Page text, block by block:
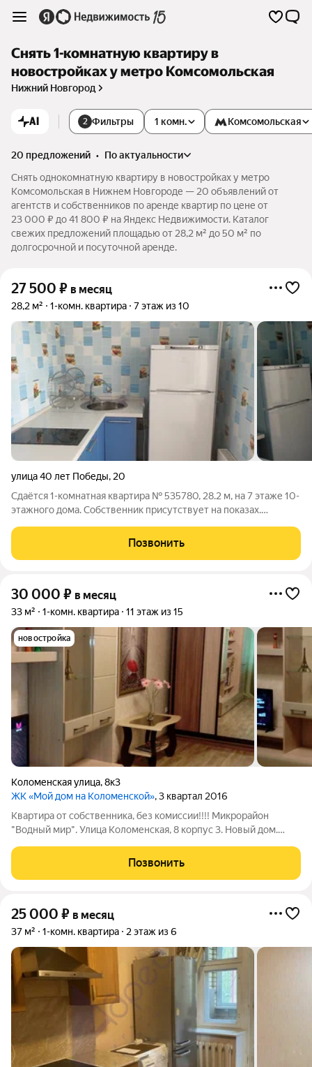
Снять 1-комнатную квартиру в
новостройках у метро Комсомольская
Нижний Новгород
AI 2 Фильтры 1 комн. Комсомольская
20 предложений •
по актуальности
Снять однокомнатную квартиру в новостройках у метро
Комсомольская в Нижнем Новгороде — 20 объявлений от
агентств и собственников по аренде квартир по цене от
23 000 ₽ до 41 800 ₽ на Яндекс Недвижимости. Каталог
свежих предложений площадью от 28,2 м² до 50 м² по
долгосрочной и посуточной аренде.
27 500 ₽ в месяц
28,2 м² 1-комн. квартира 7 этаж из 10
улица 40 лет Победы, 20
Сдаётся 1-комнатная квартира № 535780, 28.2 м, на 7 этаже 10-
этажного дома. Собственник присутствует на показах.
оплачиваются отдельно. По условиям проживания: можно с
детьми, можно с питомцами.
Позвонить
30 000 ₽ в месяц
33 м² 1-комн. квартира 11 этаж из 15
новостройка
Коломенская улица,8к3
ЖК «Мой дом на Коломенской», 3 квартал 2016
Квартира от собственника, без комиссии!!!! Микрорайон
"Водный мир". Улица Коломенская, 8 корпус 3. Новый дом.
минут пешком). Рядом Мончегорский рынок. ТЦ "Водный мир",
ТЦ "Сочи". Крупные
Позвонить
25 000 ₽ в месяц
37 м² 1-комн. квартира 2 этаж из 6